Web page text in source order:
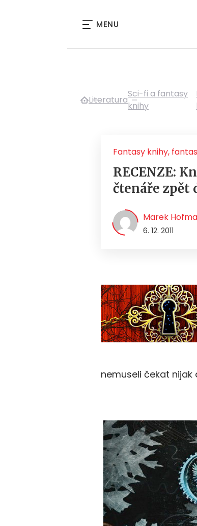
MENU
Literatura
Sci-fi a fantasy
knihy
Fantasy knihy,
RECENZE:
čtenáře
Marek
6. 12. 2011
nemuseli čekat nijak